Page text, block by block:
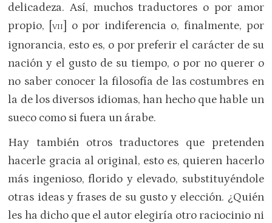
delicadeza. Así, muchos traductores o por amor
propio, [VII
] o por indiferencia o, finalmente, por
ignorancia, esto es, o por preferir el carácter de su
nación y el gusto de su tiempo, o por no querer o
no saber conocer la filosofía de las costumbres en
la de los diversos idiomas, han hecho que hable un
sueco como si fuera un árabe.
Hay también otros traductores que pretenden
hacerle gracia al original, esto es, quieren hacerlo
más ingenioso, florido y elevado, substituyéndole
otras ideas y frases de su gusto y elección. ¿Quién
les ha dicho que el autor elegiría otro raciocinio ni